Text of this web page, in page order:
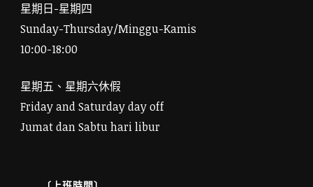
星期日-星期四
Sunday-Thursday/Minggu-Kamis
10:00-18:00
星期五、星期六休假
Friday and Saturday day off
Jumat dan Sabtu hari libur